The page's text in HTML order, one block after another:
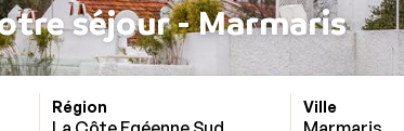
séjour - Marmaris
Région Ville